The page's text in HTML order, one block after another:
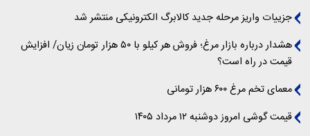
جزییات واریز مرحله جدید کالابرگ الکترونیکی منتشر شد
هشدار درباره بازار مرغ؛ فروش هر کیلو با ۵۰ هزار تومان زیان/ افزایش
قیمت در راه است؟
معمای تخم مرغ ۶۰۰ هزار تومانی
قیمت گوشی امروز دوشنبه ۱۲ مرداد ۱۴۰۵